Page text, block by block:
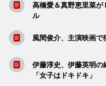
高橋愛＆真野恵里菜
ル
風間俊介、主演映画
伊藤淳史、伊藤英明
「女子はドキドキ」